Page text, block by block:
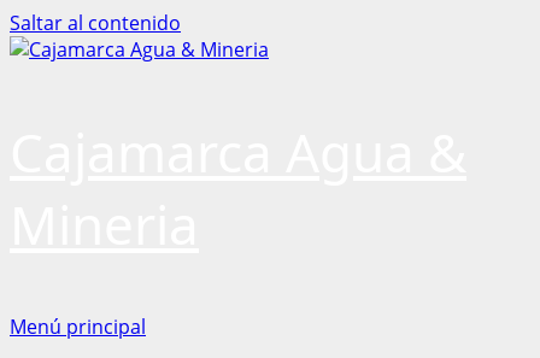
Saltar al contenido
Menú principal